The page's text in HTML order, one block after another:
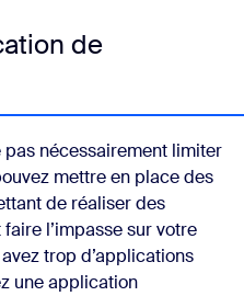
de
nécessairement limiter
mettre en place des
de réaliser des
l’impasse sur votre
trop d’applications
une application